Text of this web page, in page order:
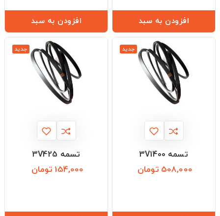
افزودن به سبد افزودن به سبد
جدید
تسمه 3V1400
508,000 تومان
جدید
تسمه 3V425
154,000 تومان